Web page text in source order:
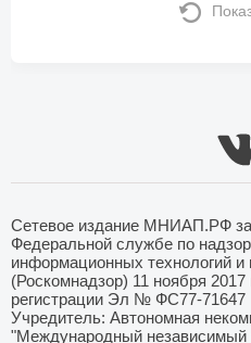
Сетевое издание МНИАП.РФ
Федеральной службе по
информационных технологий
(Роскомнадзор) 11 ноября
регистрации Эл № ФС77-71647
Учредитель: Автономная
"Международный независимый